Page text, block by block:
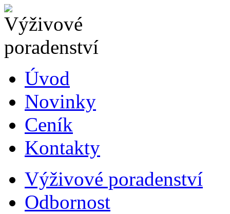
Úvod
Novinky
Ceník
Kontakty
Výživové poradenství
Odbornost